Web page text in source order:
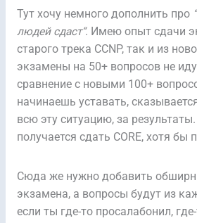
Тут хочу немного дополнить про “
людей сдаст“. Имею опыт сдачи
старого трека CCNP, так и из
экзамены на 50+ вопросов не
сравнение с новыми 100+
начинаешь уставать,
всю эту ситуацию, за
получается сдать CORE, хотя бы
Сюда же нужно добавить
экзамена, а вопросы будут из
если ты где-то просалабонил,